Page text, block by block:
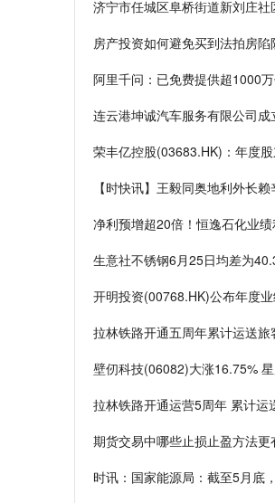
济宁市任城区阜桥街道新刘庄
房产投资如何避免买到法拍房陷
阿里千问：已免费提供超1000
连云港坤诚汽车服务有限公司
荣丰亿控股(03683.HK)：年度
【时快讯】王毅同奥地利外长
净利预增超20倍！恒逸石化业
生意社不锈钢6月25日均差为
开明投资(00768.HK)公布年度
拉林铁路开通五周年累计运送
壁仞科技(06082)大涨16.75%
拉林铁路开通运营5周年 累计
期货交易中哪些止损止盈方法更
时讯：国家能源局：截至5月底